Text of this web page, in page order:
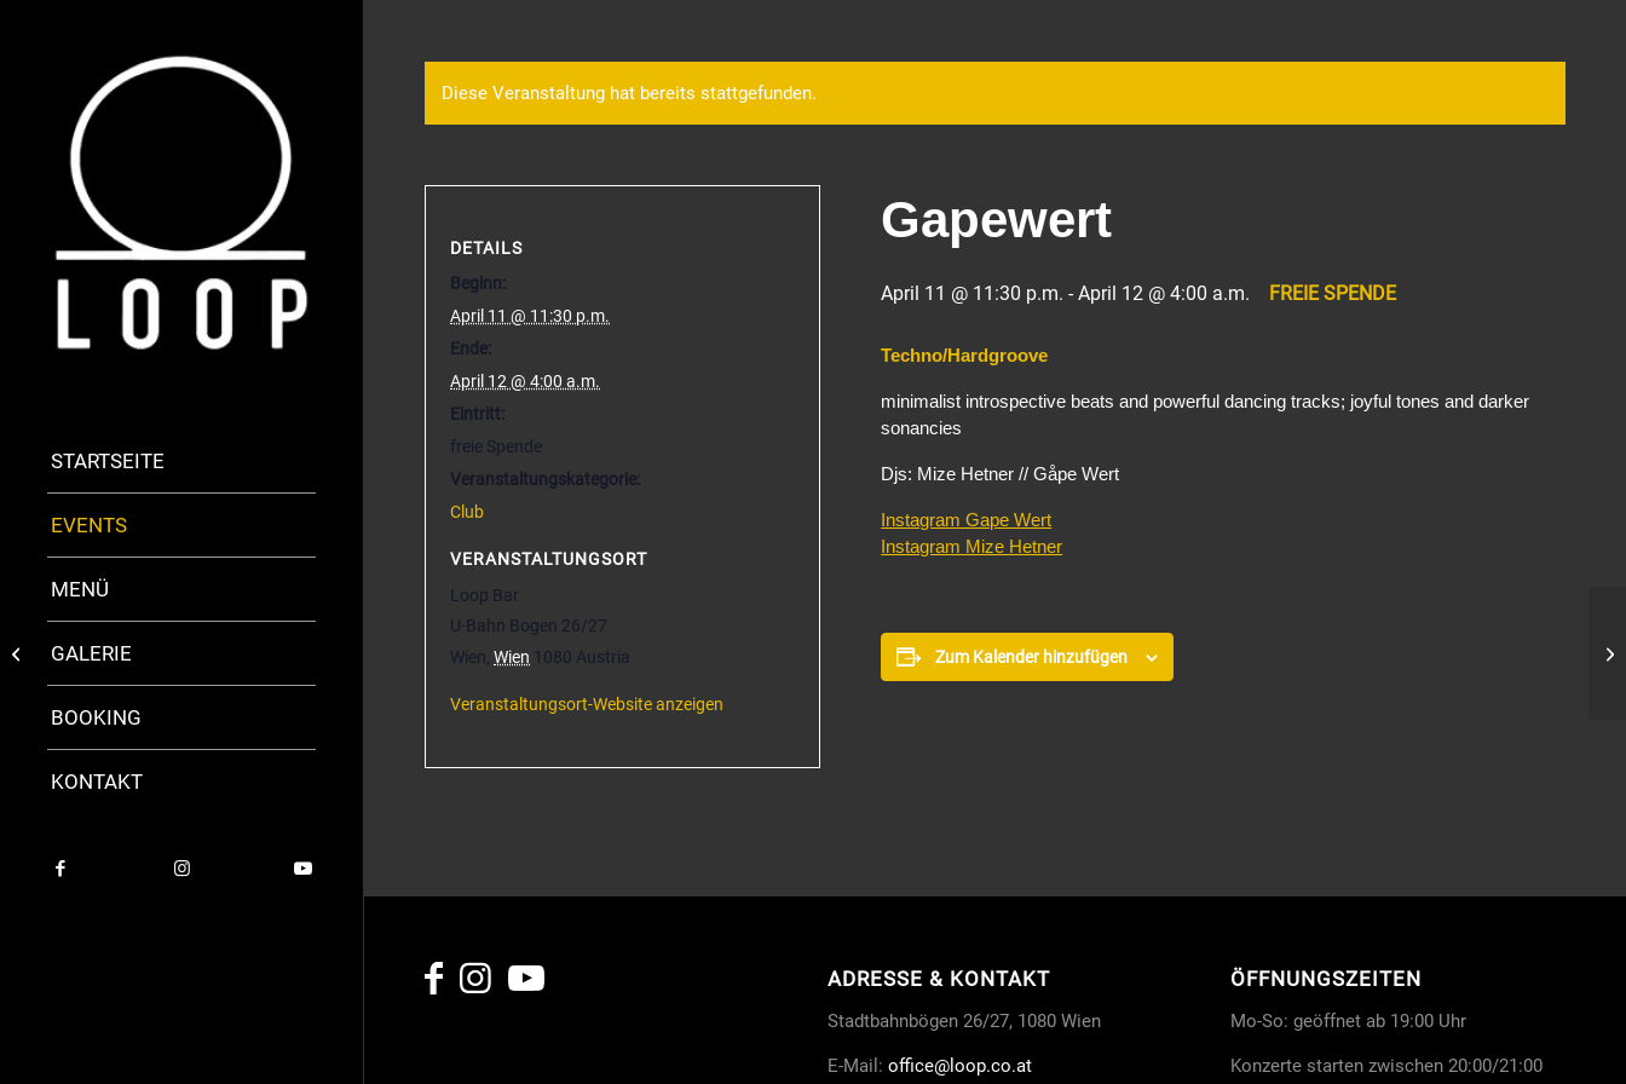
STARTSEITE
EVENTS
MENÜ
GALERIE
BOOKING
KONTAKT
Diese Veranstaltung hat bereits stattgefunden.
Gapewert
April 11 @ 11:30 p.m. -April 12 @ 4:00 a.m. FREIE SPENDE
Techno/Hardgroove
minimalist introspective beats and powerful dancing tracks; joyful tones and darker
sonancies
Djs: Mize Hetner // Gåpe Wert
Instagram Gape Wert
Instagram Mize Hetner
Zum Kalender hinzufügen
DETAILS
Beginn:
April 11 @ 11:30 p.m.
Ende:
April 12 @ 4:00 a.m.
Eintritt:
freie Spende
Veranstaltungskategorie:
Club
VERANSTALTUNGSORT
Loop Bar
U-Bahn Bogen 26/27
Wien Wien 1080 Austria
Veranstaltungsort-Website anzeigen
ADRESSE & KONTAKT
Stadtbahnbögen 26/27, 1080 Wien
E-Mail:office@loop.co.at
ÖFFNUNGSZEITEN
Mo-So: geöffnet ab 19:00 Uhr
Konzerte starten zwischen 20:00/21:00
Fagner Wesley Quartet